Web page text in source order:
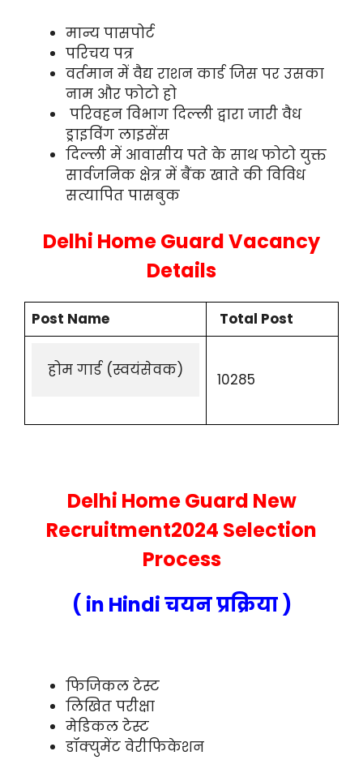
मान्य पासपोर्ट
परिचय पत्र
वर्तमान में वैद्य राशन कार्ड जिस पर उसका
नाम और फोटो हो
परिवहन विभाग दिल्ली द्वारा जारी वैध
ड्राइविंग लाइसेंस
दिल्ली में आवासीय पते के साथ फोटो युक्त
सार्वजनिक क्षेत्र में बैंक खाते की विविध
सत्यापित पासबुक
Delhi Home Guard Vacancy
Details
Post Name Total Post
होम गार्ड (स्वयंसेवक) 10285
Delhi Home Guard New
Recruitment2024 Selection
Process
( in Hindi चयन प्रक्रिया )
फिजिकल टेस्ट
लिखित परीक्षा
मेडिकल टेस्ट
डॉक्युमेंट वेरीफिकेशन